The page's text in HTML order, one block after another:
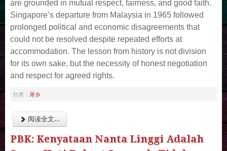
are grounded in mutual respect, fairness, and good faith.
Singapore’s departure from Malaysia in 1965 followed
prolonged political and economic disagreements that
could not be resolved despite repeated efforts at
accommodation. The lesson from history is not division
for its own sake, but the necessity of honest negotiation
and respect for agreed rights.
分类： 犀乡
阅读全文...
PBK: Kenyataan Nanta Linggi Adalah